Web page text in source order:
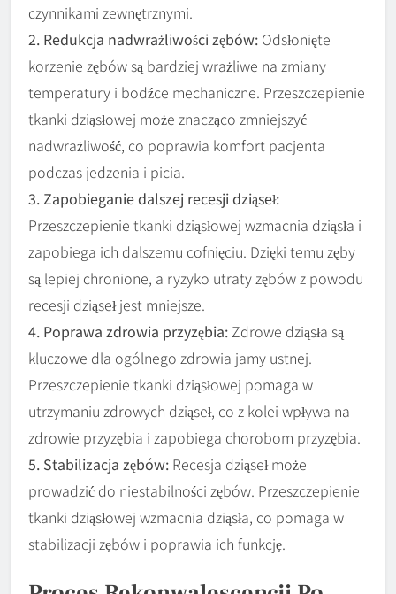
czynnikami zewnętrznymi.
2. Redukcja nadwrażliwości zębów: Odsłonięte
korzenie zębów są bardziej wrażliwe na zmiany
temperatury i bodźce mechaniczne. Przeszczepienie
tkanki dziąsłowej może znacząco zmniejszyć
nadwrażliwość, co poprawia komfort pacjenta
podczas jedzenia i picia.
3. Zapobieganie dalszej recesji dziąseł:
Przeszczepienie tkanki dziąsłowej wzmacnia dziąsła i
zapobiega ich dalszemu cofnięciu. Dzięki temu zęby
są lepiej chronione, a ryzyko utraty zębów z powodu
recesji dziąseł jest mniejsze.
4. Poprawa zdrowia przyzębia: Zdrowe dziąsła są
kluczowe dla ogólnego zdrowia jamy ustnej.
Przeszczepienie tkanki dziąsłowej pomaga w
utrzymaniu zdrowych dziąseł, co z kolei wpływa na
zdrowie przyzębia i zapobiega chorobom przyzębia.
5. Stabilizacja zębów: Recesja dziąseł może
prowadzić do niestabilności zębów. Przeszczepienie
tkanki dziąsłowej wzmacnia dziąsła, co pomaga w
stabilizacji zębów i poprawia ich funkcję.